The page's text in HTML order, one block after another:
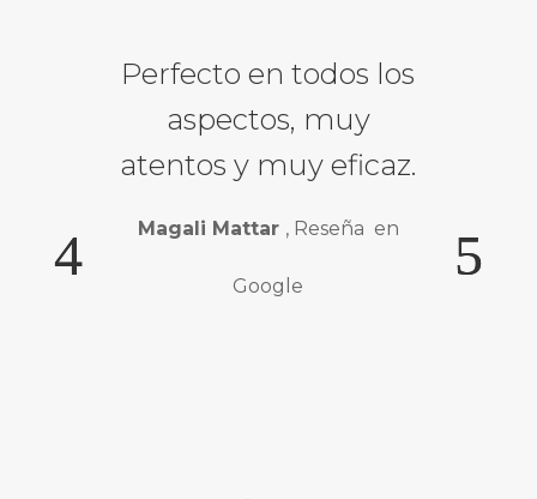
Perfecto en todos los
aspectos, muy
atentos y muy eficaz.
Magali Mattar , Reseña en
Google